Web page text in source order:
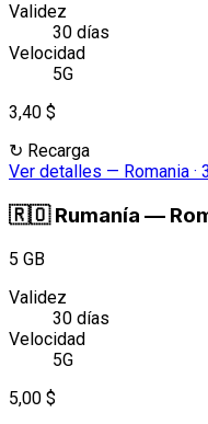
Validez
30 días
Velocidad
5G
3,40 $
↻ Recarga
Ver detalles — Romania ·
🇷🇴 Rumanía —
5 GB
Validez
30 días
Velocidad
5G
5,00 $